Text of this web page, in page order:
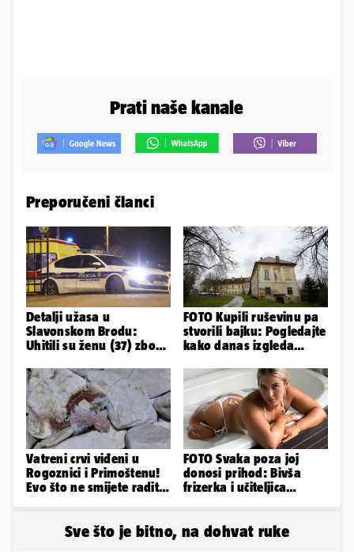
Prati naše kanale
Preporučeni članci
Detalji užasa u
Slavonskom Brodu:
Uhitili su ženu (37) zbog
muškarca
FOTO Kupili ruševinu pa
stvorili bajku: Pogledajte
kako danas izgleda
Vatreni crvi viđeni u
Rogoznici i Primoštenu!
Evo što ne smijete raditi
FOTO Svaka poza joj
donosi prihod: Bivša
frizerka i učiteljica
Sve što je bitno, na dohvat ruke